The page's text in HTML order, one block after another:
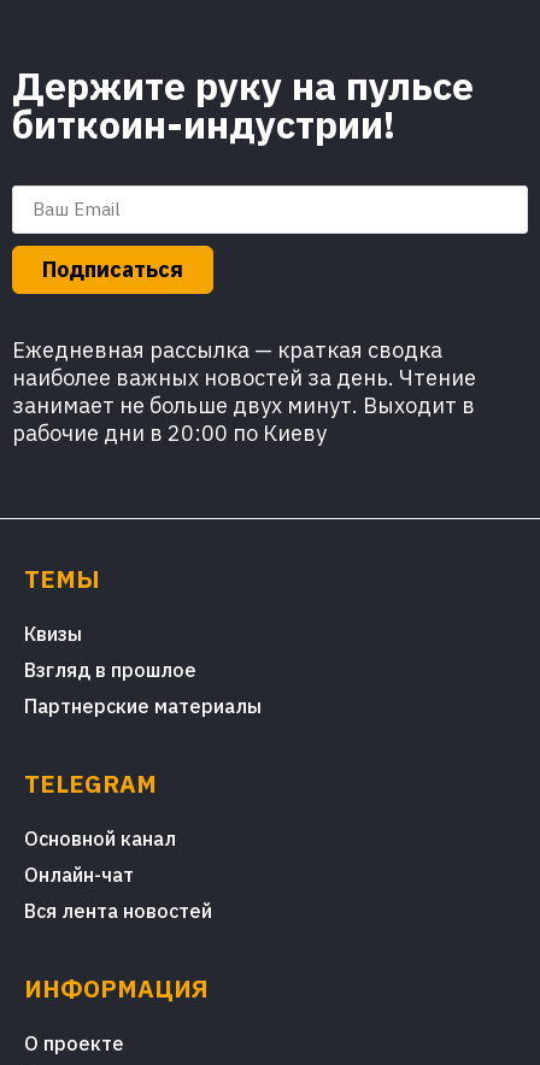
Держите руку на пульсе
биткоин-индустрии!
Подписаться
Ежедневная рассылка — краткая сводка
наиболее важных новостей за день. Чтение
занимает не больше двух минут. Выходит в
рабочие дни в 20:00 по Киеву
ТЕМЫ
Квизы
Взгляд в прошлое
Партнерские материалы
TELEGRAM
Основной канал
Онлайн-чат
Вся лента новостей
ИНФОРМАЦИЯ
О проекте